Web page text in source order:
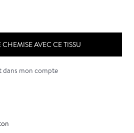
AVEC CE TISSU
dans mon compte